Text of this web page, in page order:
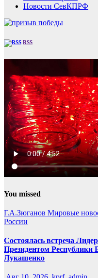
Новости СевКПРФ
RSS
You missed
Г.А.Зюганов Мировые
России
Состоялась встреча
Президентом Республики
Лукашенко